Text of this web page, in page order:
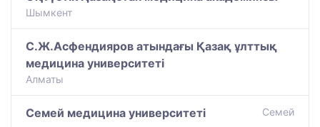
Шымкент
С.Ж.Асфендияров атындағы Қазақ ұлттық
медицина университеті
Алматы
Семей медицина университеті Семей